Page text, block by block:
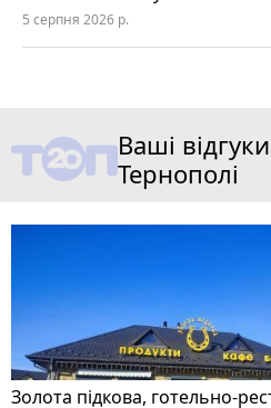
5 серпня 2026 р.
Ваші
Тернополі